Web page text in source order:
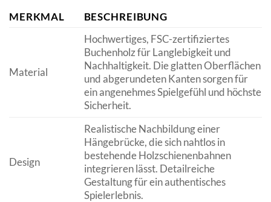
MERKMAL BESCHREIBUNG
Material
Hochwertiges, FSC-zertifiziertes
Buchenholz für Langlebigkeit und
Nachhaltigkeit. Die glatten Oberflächen
und abgerundeten Kanten sorgen für
ein angenehmes Spielgefühl und höchste
Sicherheit.
Design
Realistische Nachbildung einer
Hängebrücke, die sich nahtlos in
bestehende Holzschienenbahnen
integrieren lässt. Detailreiche
Gestaltung für ein authentisches
Spielerlebnis.